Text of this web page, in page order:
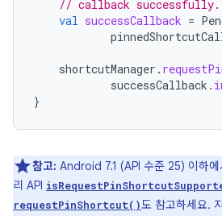
// callback
val successCallback =
shortcutManager .
successCallback .
}
참고: Android 7.1 (API 수준 25) 이하에
리 API
requestPinShortcut()도 참고하세요.